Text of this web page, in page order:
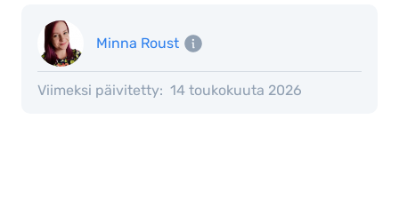
Minna Roust
Viimeksi päivitetty: 14 toukokuuta 2026